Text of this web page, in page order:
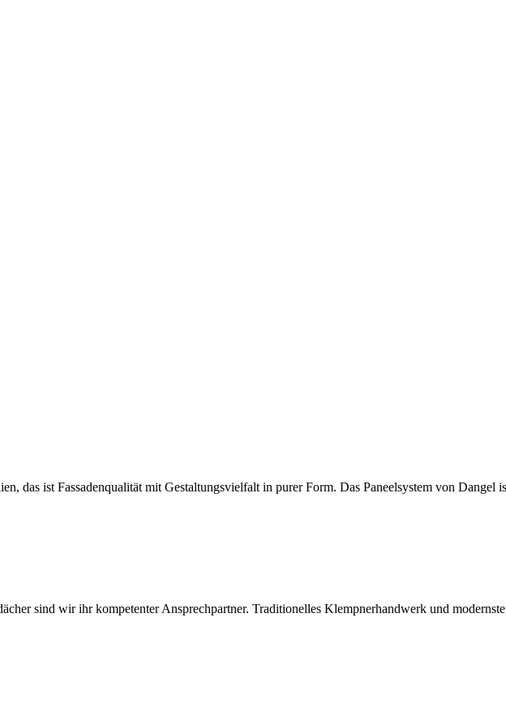
das ist Fassadenqualität mit Gestaltungsvielfalt in purer Form. Das Paneelsystem von
sind wir ihr kompetenter Ansprechpartner. Traditionelles Klempnerhandwerk und